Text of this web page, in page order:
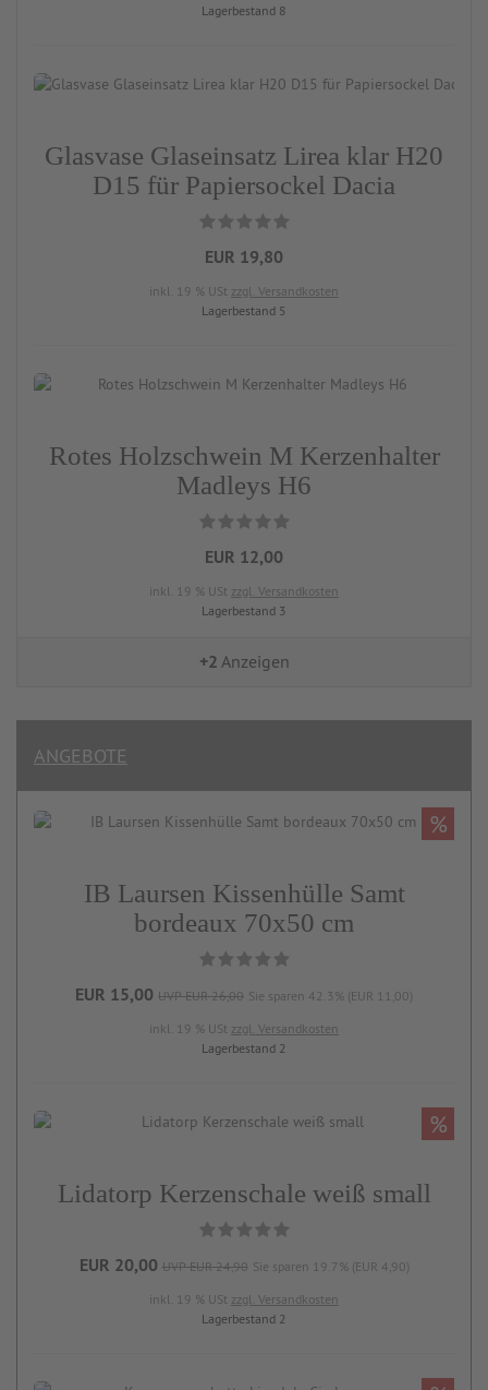
Lagerbestand 8
Glasvase Glaseinsatz Lirea klar H20
D15 für Papiersockel Dacia
EUR 19,80
inkl. 19 % USt zzgl. Versandkosten
Lagerbestand 5
Rotes Holzschwein M Kerzenhalter
Madleys H6
EUR 12,00
inkl. 19 % USt zzgl. Versandkosten
Lagerbestand 3
+2 Anzeigen
ANGEBOTE
IB Laursen Kissenhülle Samt
bordeaux 70x50 cm
EUR 15,00 UVP EUR 26,00 Sie sparen 42.3% (EUR 11,00)
inkl. 19 % USt zzgl. Versandkosten
Lagerbestand 2
%
Lidatorp Kerzenschale weiß small
EUR 20,00 UVP EUR 24,90 Sie sparen 19.7% (EUR 4,90)
inkl. 19 % USt zzgl. Versandkosten
Lagerbestand 2
%